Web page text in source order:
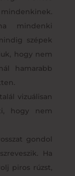
mindenki
szépek
hogy nem
hamarabb
vizuálisan
hogy nem
gondol
Ha
piros rúzst,